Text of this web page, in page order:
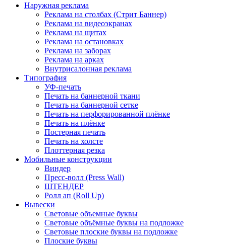
Наружная реклама
Реклама на столбах (Стрит Баннер)
Реклама на видеоэкранах
Реклама на щитах
Реклама на остановках
Реклама на заборах
Реклама на арках
Внутрисалонная реклама
Типография
УФ-печать
Печать на баннерной ткани
Печать на баннерной сетке
Печать на перфорированной плёнке
Печать на плёнке
Постерная печать
Печать на холсте
Плоттерная резка
Мобильные конструкции
Виндер
Пресс-волл (Press Wall)
ШТЕНДЕР
Ролл ап (Roll Up)
Вывески
Световые объемные буквы
Световые объёмные буквы на подложке
Световые плоские буквы на подложке
Плоские буквы